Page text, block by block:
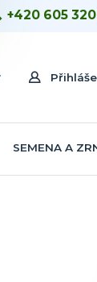
+420 605
SEMENA A